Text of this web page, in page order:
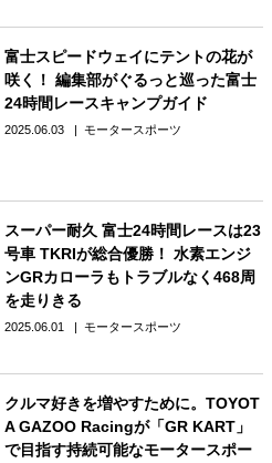
富士スピードウェイにテントの花が
咲く！ 編集部がぐるっと巡った富士
24時間レースキャンプガイド
2025.06.03 モータースポーツ
スーパー耐久 富士24時間レースは23
号車 TKRIが総合優勝！ 水素エンジ
ンGRカローラもトラブルなく468周
を走りきる
2025.06.01 モータースポーツ
クルマ好きを増やすために。TOYOT
A GAZOO Racingが「GR KART」
で目指す持続可能なモータースポー